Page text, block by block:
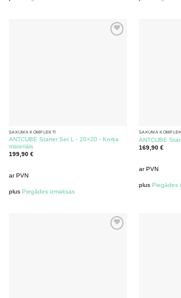
SĀKUMA KOMPLEKTI
ANTCUBE Starter Set L - 20×20 - Korķa
materiāls
199,90 €
ar PVN
plus Piegādes izmaksas
SĀKUMA
ANTCUBE
169,90 €
ar PVN
plus Piegādes